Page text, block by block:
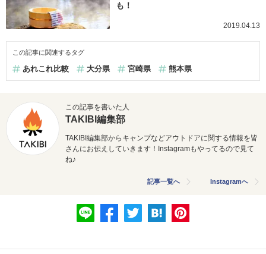
も！
2019.04.13
この記事に関連するタグ
あれこれ比較 大分県 宮崎県 熊本県
この記事を書いた人
TAKIBI編集部
TAKIBI編集部からキャンプなどアウトドアに関する情報を皆
さんにお伝えしていきます！Instagramもやってるので見て
ね♪
記事一覧へ Instagramへ